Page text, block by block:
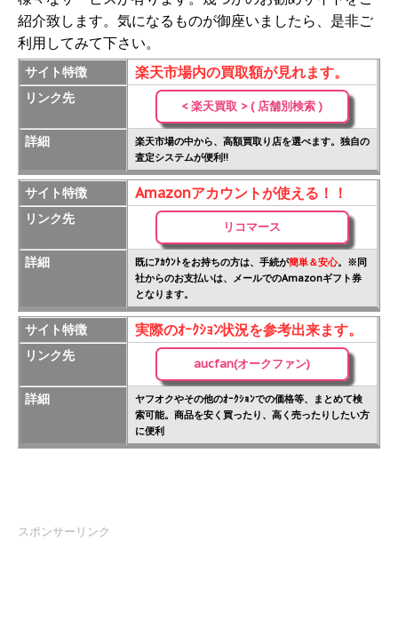
紹介致します。気になるものが御座いましたら、是非ご
利用してみて下さい。
サイト特徴 楽天市場内の買取額が見れます。
リンク先
< 楽天買取 > ( 店舗別検索 )
詳細
楽天市場の中から、高額買取り店を選べます。独自の
査定システムが便利!!
サイト特徴 Amazonアカウントが使える！！
リンク先
リコマース
詳細 既にｱｶｳﾝﾄをお持ちの方は、手続が簡単＆安心。※同
社からのお支払いは、メールでのAmazonギフト券
となります。
サイト特徴 実際のｵｰｸｼｮﾝ状況を参考出来ます。
リンク先
aucfan(オークファン)
詳細
ヤフオクやその他のｵｰｸｼｮﾝでの価格等、まとめて検
索可能。商品を安く買ったり、高く売ったりしたい方
に便利
スポンサーリンク